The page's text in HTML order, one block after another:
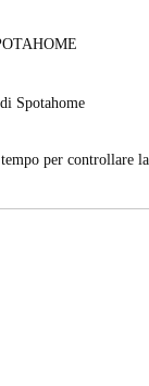
su questo
di Spotahome
noi A) ti
totalmente
tempo per controllare